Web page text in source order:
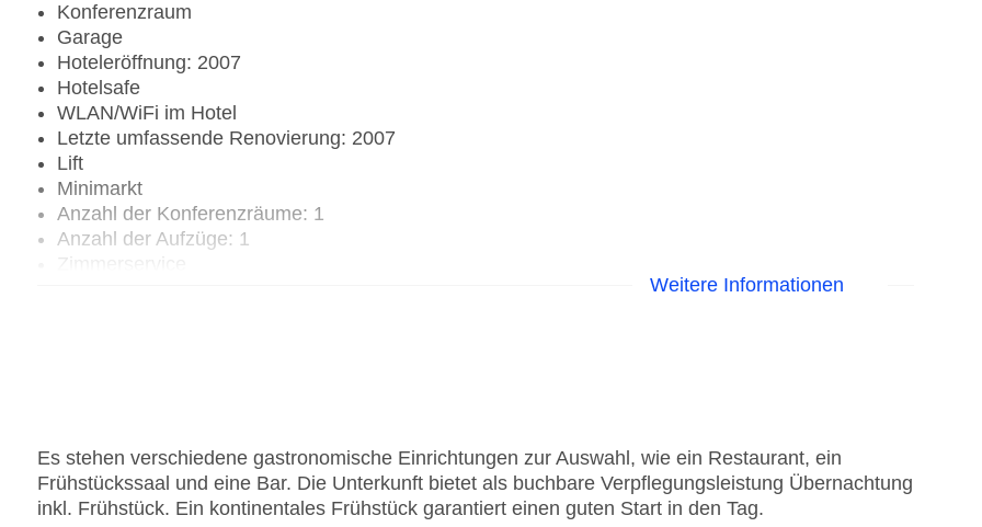
Konferenzraum
Garage
Hoteleröffnung: 2007
Hotelsafe
WLAN/WiFi im Hotel
Letzte umfassende Renovierung: 2007
Lift
Minimarkt
Anzahl der Konferenzräume: 1
Anzahl der Aufzüge: 1
Weitere Informationen
Es stehen verschiedene gastronomische Einrichtungen zur Auswahl, wie ein Restaurant, ein
Frühstückssaal und eine Bar. Die Unterkunft bietet als buchbare Verpflegungsleistung Übernachtung
inkl. Frühstück. Ein kontinentales Frühstück garantiert einen guten Start in den Tag.